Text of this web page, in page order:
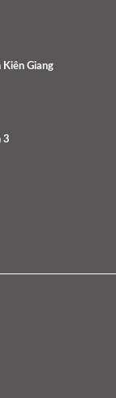
Kiên Giang
3